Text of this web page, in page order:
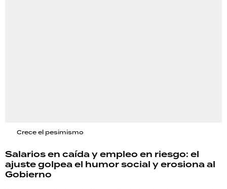
Crece el pesimismo
Salarios en caída y empleo en riesgo: el
ajuste golpea el humor social y erosiona al
Gobierno